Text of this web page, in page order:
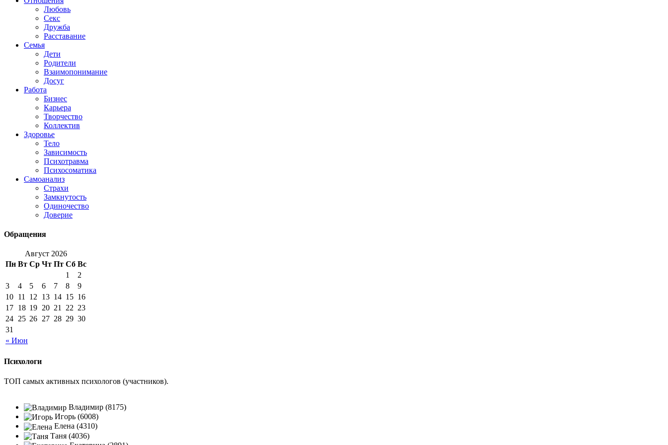
Любовь
Секс
Дружба
Расставание
Семья
Дети
Родители
Взаимопонимание
Досуг
Работа
Бизнес
Карьера
Творчество
Коллектив
Здоровье
Тело
Зависимость
Психотравма
Психосоматика
Самоанализ
Страхи
Замкнутость
Одиночество
Доверие
Обращения
Август 2026
Пн Вт Ср Чт Пт Сб Вс
« Июн
1
2
3
4 5 6 7 8
9
10 11 12 13 14 15 16
17 18 19 20 21 22 23
24 25 26 27 28 29 30
31
Психологи
ТОП самых активных психологов (участников).
Владимир (8175)
Игорь (6008)
Елена (4310)
Таня (4036)